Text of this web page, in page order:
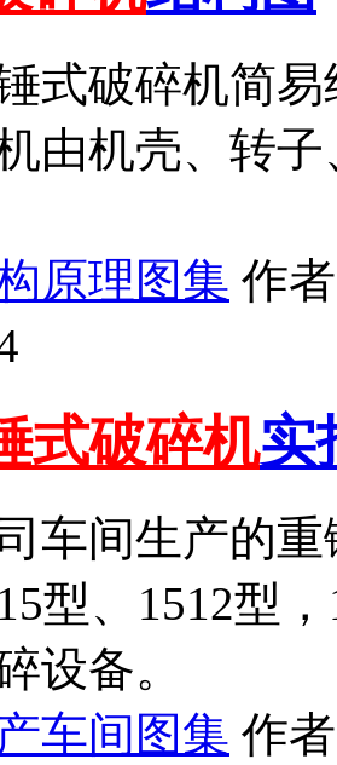
式破碎机简
由机壳、转
原理图集 作
式破碎机实
车间生产的
型、1512型
设备。
车间图集 作